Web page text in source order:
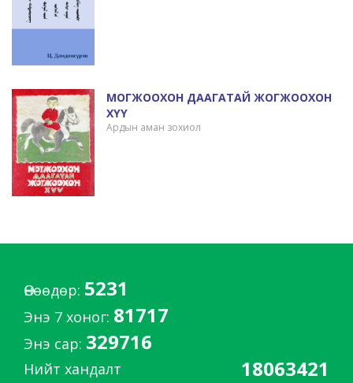
МОГЖООХОН ДААГАТАЙ ЖОГЖООХОН
ХҮҮ
Ардын аман зохиол
Өнөөдөр: 5231
Энэ 7 хоног: 81717
Энэ сар: 329716
Нийт хандалт 18063421